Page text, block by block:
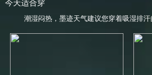
今天适合穿
潮湿闷热，墨迹天气建议您穿着吸湿排